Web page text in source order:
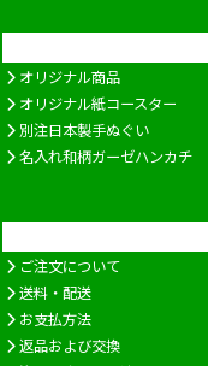
オリジナル商品
オリジナル紙コースター
別注日本製手ぬぐい
名入れ和柄ガーゼハンカチ
ご注文について
送料・配送
お支払方法
返品および交換